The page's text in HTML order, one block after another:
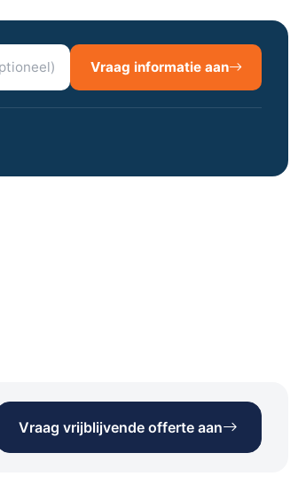
Vraag informatie aan
Vraag vrijblijvende offerte aan